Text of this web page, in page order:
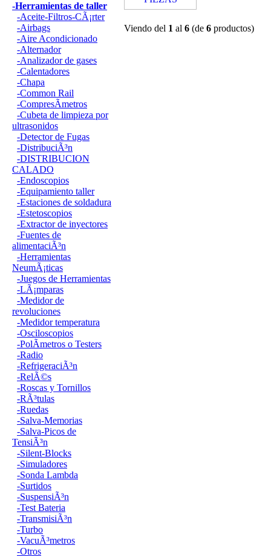
-Herramientas de taller
-Aceite-Filtros-CÃ¡rter
-Airbags
-Aire Acondicionado
-Alternador
-Analizador de gases
-Calentadores
-Chapa
-Common Rail
-CompresÃ­metros
-Cubeta de limpieza por
ultrasonidos
-Detector de Fugas
-DistribuciÃ³n
-DISTRIBUCION
CALADO
-Endoscopios
-Equipamiento taller
-Estaciones de soldadura
-Estetoscopios
-Extractor de inyectores
-Fuentes de
alimentaciÃ³n
-Herramientas
NeumÃ¡ticas
-Juegos de Herramientas
-LÃ¡mparas
-Medidor de
revoluciones
-Medidor temperatura
-Osciloscopios
-PolÃ­metros o Testers
-Radio
-RefrigeraciÃ³n
-RelÃ©s
-Roscas y Tornillos
-RÃ³tulas
-Ruedas
-Salva-Memorias
-Salva-Picos de
TensiÃ³n
-Silent-Blocks
-Simuladores
-Sonda Lambda
-Surtidos
-SuspensiÃ³n
-Test Bateria
-TransmisiÃ³n
-Turbo
-VacuÃ³metros
-Otros
Viendo del 1 al 6 (de 6 productos)